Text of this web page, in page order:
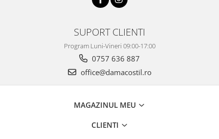
SUPORT CLIENTI
Program Luni-Vineri 09:00-17:00
0757 636 887
office@damacostil.ro
MAGAZINUL MEU
CLIENTI